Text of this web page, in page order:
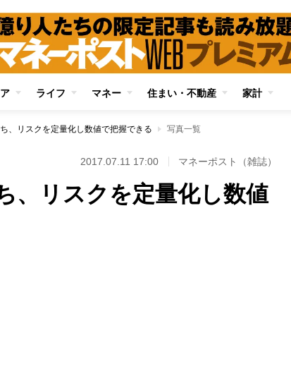
ライフ マネー 住まい・不動産 家計
、リスクを定量化し数値で把握できる 写真一覧
2017.07.11 17:00 マネーポスト（雑誌）
、リスクを定量化し数値